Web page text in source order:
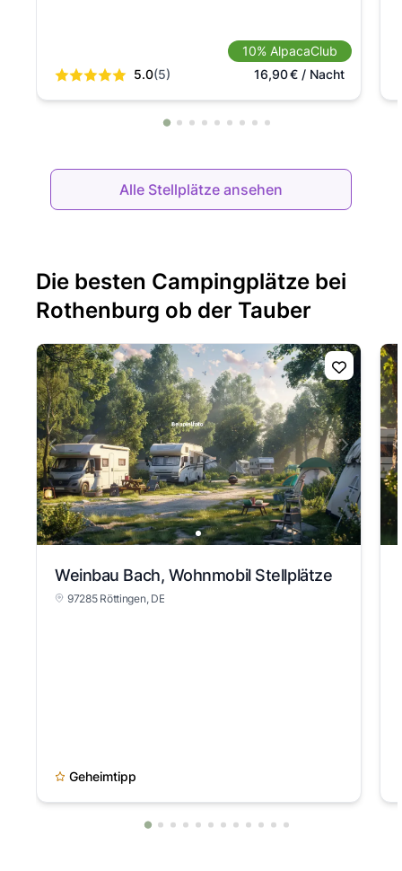
5.0(5)
10% AlpacaClub
16,90€/ Nacht
Alle Stellplätze ansehen
Die besten Campingplätze bei
Rothenburg ob der Tauber
Weinbau Bach, Wohnmobil Stellplätze
97285 Röttingen, DE
Geheimtipp